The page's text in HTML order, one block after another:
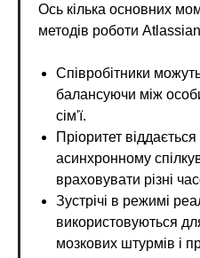
Ось кілька основних
методів роботи
Співробітники
балансуючи між
сім'ї.
Пріоритет
асинхронному
враховувати різні
Зустрічі в режимі
використовуються
мозкових штурмів і